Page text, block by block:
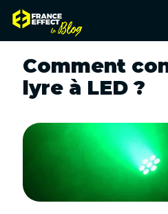
Comment
lyre à LED ?